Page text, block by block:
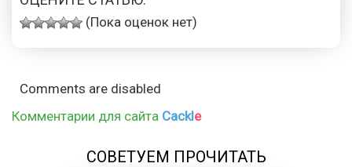
(Пока оценок нет)
Comments are disabled
Комментарии для сайта Cackle
СОВЕТУЕМ ПРОЧИТАТЬ